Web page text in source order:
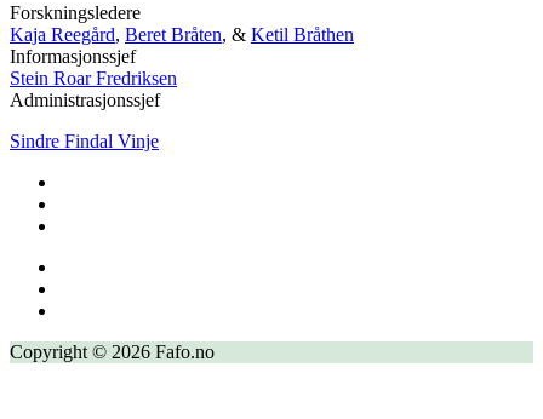
Forskningsledere
Kaja Reegård, Beret Bråten, & Ketil Bråthen
Informasjonssjef
Stein Roar Fredriksen
Administrasjonssjef
Sindre Findal Vinje
Copyright © 2026 Fafo.no